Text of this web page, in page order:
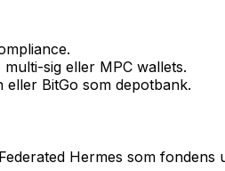
sig eller MPC wallets.
BitGo som depotbank.
Hermes som